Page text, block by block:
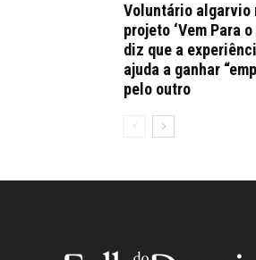
Voluntário algarvio
projeto ‘Vem Para o
diz que a
ajuda a ganhar
pelo outro